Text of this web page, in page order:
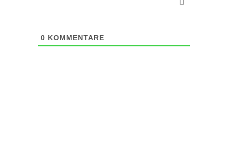
0 KOMMENTARE